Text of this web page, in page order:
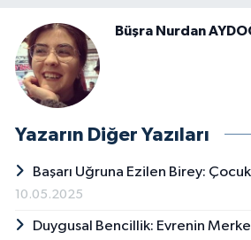
Büşra Nurdan
Yazarın Diğer Yazıları
Başarı Uğruna Ezilen Birey:
10.05.2025
Duygusal Bencillik: Evrenin